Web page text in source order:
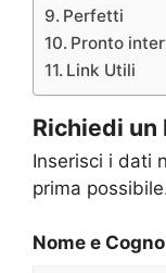
Perfetti
Pronto
Link Utili
Richiedi un
Inserisci i dati
prima
Nome e